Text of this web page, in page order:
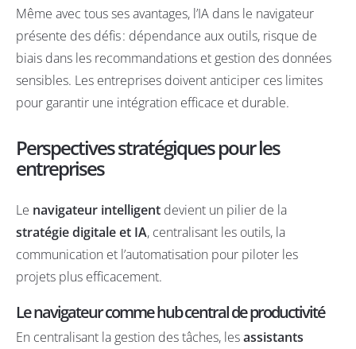
Même avec tous ses avantages, l’IA dans le navigateur
présente des défis : dépendance aux outils, risque de
biais dans les recommandations et gestion des données
sensibles. Les entreprises doivent anticiper ces limites
pour garantir une intégration efficace et durable.
Perspectives stratégiques pour les
entreprises
Le navigateur intelligent devient un pilier de la
stratégie digitale et IA, centralisant les outils, la
communication et l’automatisation pour piloter les
projets plus efficacement.
Le navigateur comme hub central de productivité
En centralisant la gestion des tâches, lesassistants